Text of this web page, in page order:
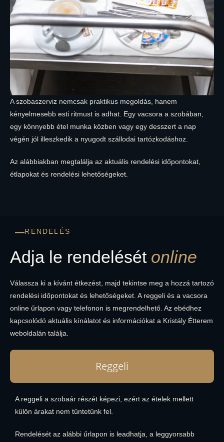
A szobaszerviz nemcsak praktikus megoldás, hanem
kényelmesebb esti ritmust is adhat. Egy vacsora a szobában,
egy könnyebb étel munka közben vagy egy desszert a nap
végén jól illeszkedik a nyugodt szállodai tartózkodáshoz.
Az alábbiakban megtalálja az aktuális rendelési időpontokat,
étlapokat és rendelési lehetőségeket.
RENDELÉS
Adja le rendelését online
Válassza ki a kívánt étkezést, majd tekintse meg a hozzá tartozó
rendelési időpontokat és lehetőségeket. A reggeli és a vacsora
online űrlapon vagy telefonon is megrendelhető. Az ebédhez
kapcsolódó aktuális kínálatot és információkat a Kristály Étterem
weboldalán találja.
Reggeli
A reggeli a szobaár részét képezi, ezért az ételek mellett
külön árakat nem tüntetünk fel.
Rendelését az alábbi űrlapon is leadhatja, a leggyorsabb